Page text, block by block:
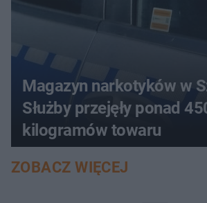
Magazyn narkotyków w
Służby przejęły ponad
kilogramów towaru
ZOBACZ WIĘCEJ